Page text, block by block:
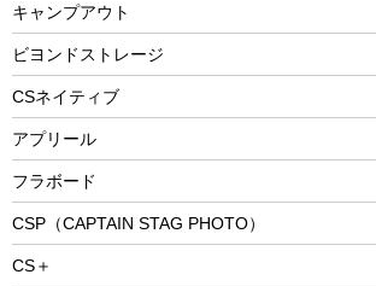
スノーシュー
防寒ウェア
トレッキング
トレッキングアクセサリー
プレイグッズ
ウェルネス
キャンプアウト
ビヨンドストレージ
CSネイティブ
アプリール
フラボード
CSP（CAPTAIN STAG PHOTO）
CS＋